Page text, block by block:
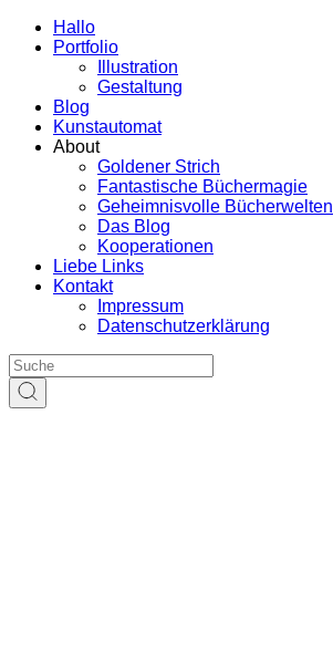
Hallo
Portfolio
Illustration
Gestaltung
Blog
Kunstautomat
About
Goldener Strich
Fantastische Büchermagie
Geheimnisvolle Bücherwelten
Das Blog
Kooperationen
Liebe Links
Kontakt
Impressum
Datenschutzerklärung